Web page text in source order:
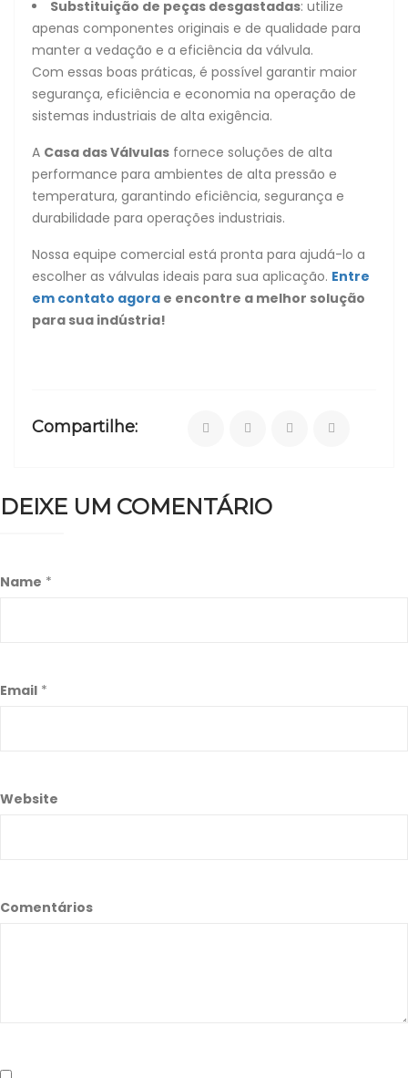
Substituição de peças desgastadas: utilize
apenas componentes originais e de qualidade para
manter a vedação e a eficiência da válvula.
Com essas boas práticas, é possível garantir maior
segurança, eficiência e economia na operação de
sistemas industriais de alta exigência.
A Casa das Válvulas fornece soluções de alta
performance para ambientes de alta pressão e
temperatura, garantindo eficiência, segurança e
durabilidade para operações industriais.
Nossa equipe comercial está pronta para ajudá-lo a
escolher as válvulas ideais para sua aplicação. Entre
em contato agora e encontre a melhor solução
para sua indústria!
Compartilhe:
DEIXE UM COMENTÁRIO
Name *
Email *
Website
Comentários